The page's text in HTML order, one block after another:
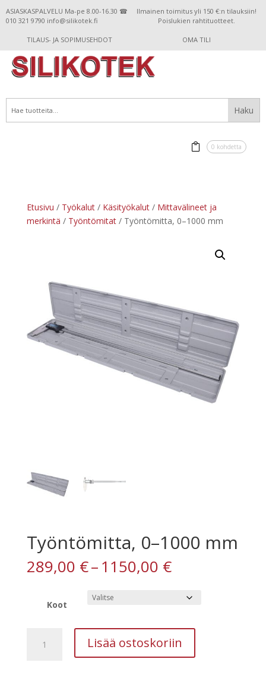
ASIASKASPALVELU Ma-pe 8.00-16.30 ☎
010 321 9790 info@silikotek.fi
Ilmainen toimitus yli 150 €:n tilauksiin!
Poislukien rahtituotteet.
TILAUS- JA SOPIMUSEHDOT OMA TILI
0 kohdetta
Etusivu / Työkalut/ Käsityökalut/ Mittavälineet ja
merkintä / Työntömitat/ Työntömitta, 0–1000 mm
Työntömitta, 0–1000 mm
289,00 €–1150,00 €Hintaluokka:
289,00 €
1150,00 €
Koot
Lisää ostoskoriin